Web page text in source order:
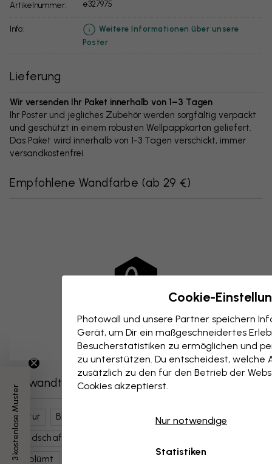
Artikelnummer: e327975
info:
Weitere Informationen über unsere
Poster
Lieferung
Wir versenden Ihr Paket innerhalb von 1–3 Tagen
Ihr Poster und jegliches Zubehör werden sorgfältig verpackt
und geschützt in einem robusten Wellpappkarton geliefert.
Das Paket wird innerhalb von 1-3 Tagen verschickt, immer
versandkostenfrei.
Empfohlene Wandfarbe (ab 29 €)
Verwandte Kategorien
Natur Blumen
Botanische Kunst
Landschaften
Geblümt
3 kostenlose Muster
Cookie-
Photowall und unsere Partner speichern
Gerät, um Dir ein maßgeschneidertes
Besucherstatistiken zu ermöglichen und
zu unterstützen. Du entscheidest, welche
zusätzlich zu den für den Betrieb der
Cookies akzeptierst.
Nur notwendige
Statistiken